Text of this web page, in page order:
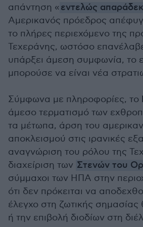
απάντηση « εντελώς
Αμερικανός πρόεδρος
το πλήρες περιεχόμενο της
Τεχεράνης, ωστόσο
υπάρξει άμεση συμφωνία, το
μπορούσε να είναι νέα
Σύμφωνα με πληροφορίες, το
άμεσο τερματισμό των
τα μέτωπα, άρση του
αποκλεισμού στις ιρανικές
αναγνώριση του ρόλου της
διαχείριση των Στενών του
σύμμαχοι των ΗΠΑ στην
ότι δεν πρόκειται να
έλεγχο στη ζωτικής
ή την επιβολή διοδίων στη